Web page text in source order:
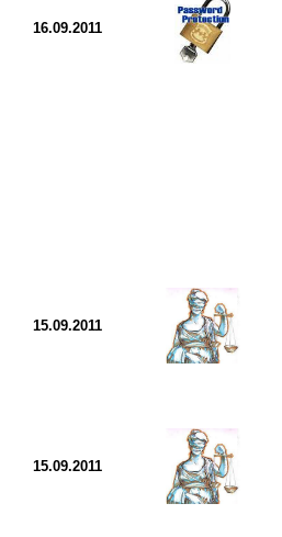
16.09.2011
15.09.2011
15.09.2011